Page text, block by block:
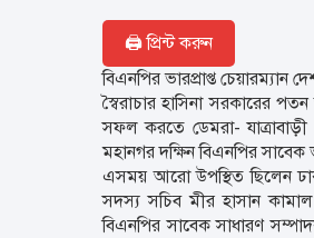
🖨 প্রিন্ট করুন
বিএনপির ভারপ্রাপ্ত
স্বৈরাচার হাসিনা সরকারের
সফল করতে ডেমরা-
মহানগর দক্ষিন বিএনপির সাবেক
এসময় আরো উপস্থিত ছিলেন
সদস্য সচিব মীর হাসান
বিএনপির সাবেক সাধারণ